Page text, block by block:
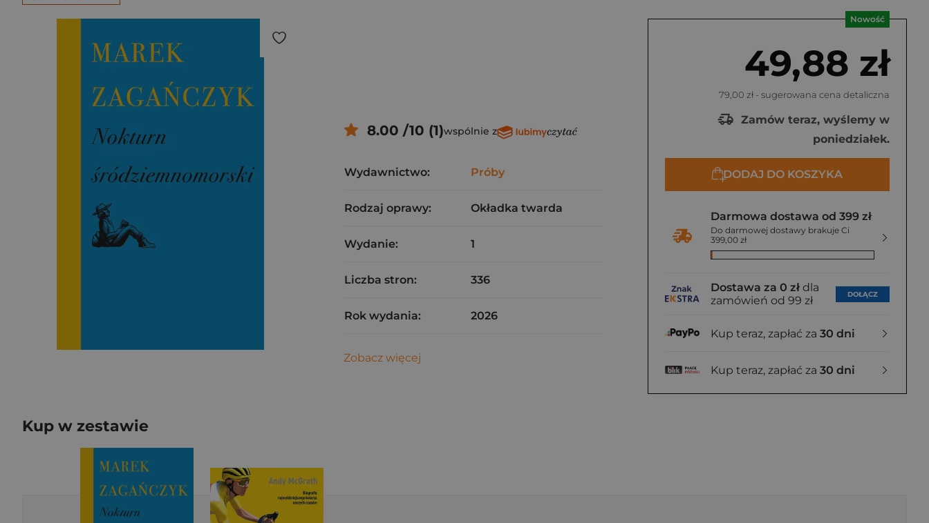
Nowość
49,88 zł
79,00 zł - sugerowana cena detaliczna
Zamów teraz, wyślemy w
poniedziałek.
DODAJ DO KOSZYKA
Darmowa dostawa od 399 zł
Do darmowej dostawy brakuje Ci
399,00 zł
Dostawa za 0 zł dla
zamówień od 99 zł
DOŁĄCZ
Kup teraz, zapłać za 30 dni
Kup teraz, zapłać za 30 dni
8.00 /10 (1)wspólnie z
Wydawnictwo: Próby
Rodzaj oprawy: Okładka twarda
Wydanie: 1
Liczba stron: 336
Rok wydania: 2026
Zobacz więcej
Kup w zestawie